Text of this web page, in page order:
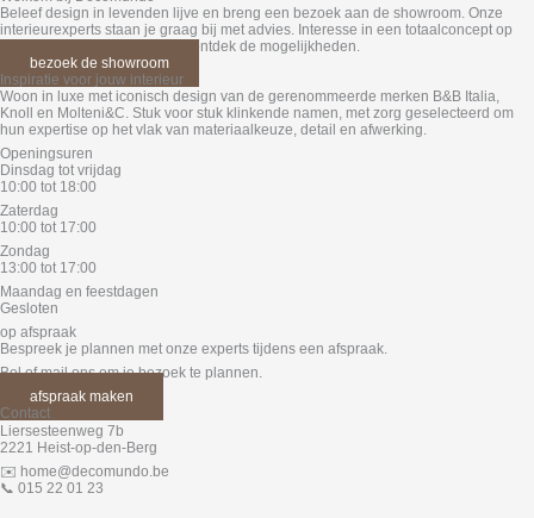
Beleef design in levenden lijve en breng een bezoek aan de showroom. Onze
interieurexperts staan je graag bij met advies. Interesse in een totaalconcept op
maat? Maak een afspraak en ontdek de mogelijkheden.
bezoek de showroom
Inspiratie voor jouw interieur
Woon in luxe met iconisch design van de gerenommeerde merken B&B Italia,
Knoll en Molteni&C. Stuk voor stuk klinkende namen, met zorg geselecteerd om
hun expertise op het vlak van materiaalkeuze, detail en afwerking.
Openingsuren
Dinsdag tot vrijdag
10:00 tot 18:00
Zaterdag
10:00 tot 17:00
Zondag
13:00 tot 17:00
Maandag en feestdagen
Gesloten
op afspraak
Bespreek je plannen met onze experts tijdens een afspraak.
Bel of mail ons om je bezoek te plannen.
afspraak maken
Contact
Liersesteenweg 7b
2221 Heist-op-den-Berg
✉️ home@decomundo.be
📞 015 22 01 23